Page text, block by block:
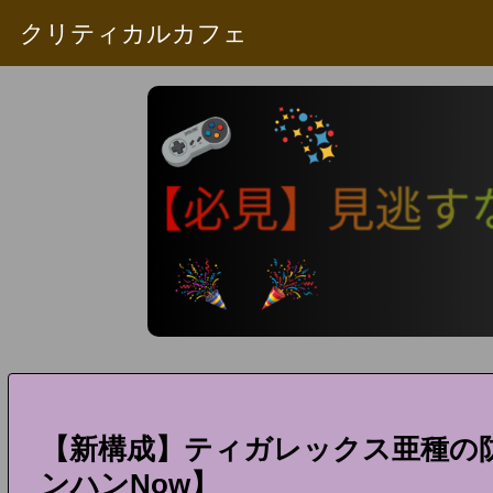
クリティカルカフェ
【新構成】ティガレックス亜種
ンハンNow】